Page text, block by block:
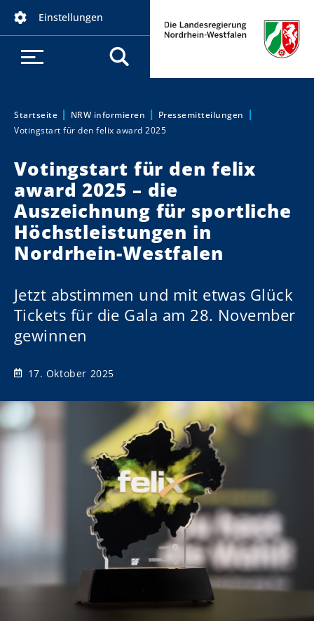
Einstellungen
Sie sind hier:
Startseite NRW informieren
Pressemitteilungen
Votingstart für den felix award 2025
Votingstart für den felix
award 2025 – die
Auszeichnung für sportliche
Höchstleistungen in
Nordrhein-Westfalen
Jetzt abstimmen und mit etwas Glück
Tickets für die Gala am 28. November
gewinnen
17. Oktober 2025